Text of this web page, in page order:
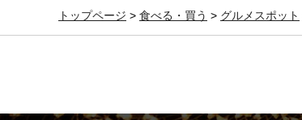
トップページ > 食べる・買う > グルメスポット